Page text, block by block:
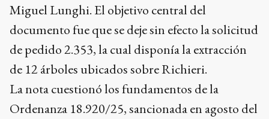
Miguel Lunghi. El objetivo central del
documento fue que se deje sin efecto la solicitud
de pedido 2.353, la cual disponía la extracción
de 12 árboles ubicados sobre Richieri.
La nota cuestionó los fundamentos de la
Ordenanza 18.920/25, sancionada en agosto del